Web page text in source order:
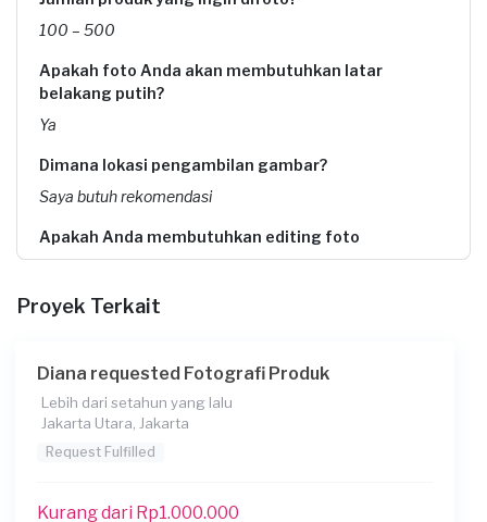
100 – 500
Apakah foto Anda akan membutuhkan latar
belakang putih?
Ya
Dimana lokasi pengambilan gambar?
Saya butuh rekomendasi
Apakah Anda membutuhkan editing foto
Apakah Anda ingin mencetak hasil foto?
Kapan Anda membutuhkan layanan?
07-08-2022
Informasi tambahan
Proyek Terkait
Diana requested Fotografi Produk
Lebih dari setahun yang lalu
Jakarta Utara, Jakarta
Request Fulfilled
Kurang dari Rp1.000.000